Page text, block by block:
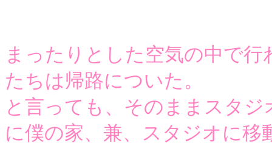
まったりとした空気の中で行
たちは帰路についた。
と言っても、そのままスタ
に僕の家、兼、スタジオに移